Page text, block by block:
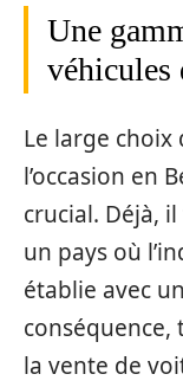
Une
véhicules
Le large choix
l’occasion en
crucial. Déjà,
un pays où
établie avec
conséquence,
la vente de